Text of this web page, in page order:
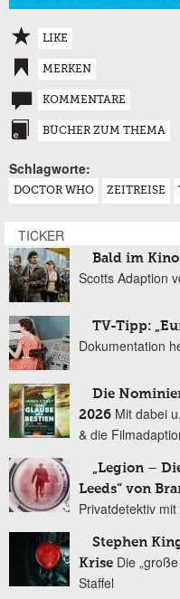
LIKE
MERKEN
KOMMENTARE
BÜCHER ZUM THEMA
Schlagworte:
DOCTOR WHO ZEITREISE
TICKER
Bald im
Scotts Adaption
TV-Tipp:
Dokumentation
Die
2026 Mit dabei
& die
„Legion –
Leeds“ von
Privatdetektiv
Stephen
Krise Die
Staffel